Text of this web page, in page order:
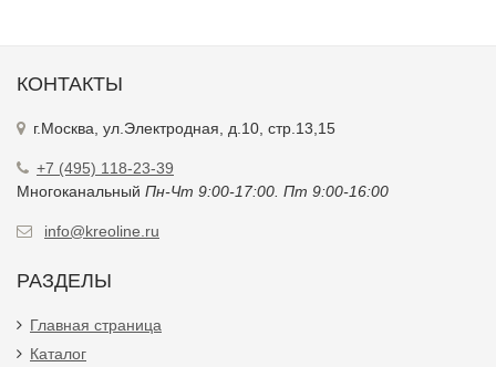
КОНТАКТЫ
г.Москва, ул.Электродная, д.10, стр.13,15
+7 (495) 118-23-39
Многоканальный Пн-Чт 9:00-17:00. Пт 9:00-16:00
info@kreoline.ru
РАЗДЕЛЫ
Главная страница
Каталог